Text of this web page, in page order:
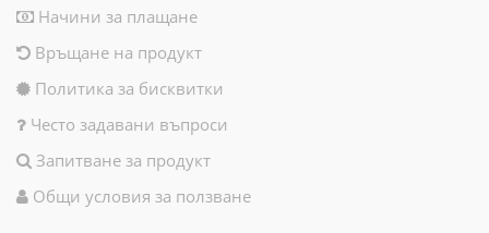
Начини за плащане
Връщане на продукт
Политика за бисквитки
Често задавани въпроси
Запитване за продукт
Общи условия за ползване